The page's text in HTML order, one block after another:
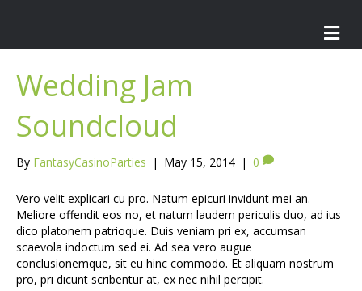
M
e
Wedding Jam
Soundcloud
By FantasyCasinoParties | May 15, 2014 | 0
Vero velit explicari cu pro. Natum epicuri invidunt mei an.
Meliore offendit eos no, et natum laudem periculis duo, ad ius
dico platonem patrioque. Duis veniam pri ex, accumsan
scaevola indoctum sed ei. Ad sea vero augue
conclusionemque, sit eu hinc commodo. Et aliquam nostrum
pro, pri dicunt scribentur at, ex nec nihil percipit.